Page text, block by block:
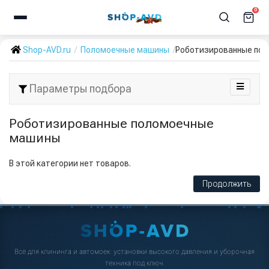
0
Shop-AVD.ru Поломоечные машины Роботизированные
Параметры подбора
Роботизированные поломоечные
машины
В этой категории нет товаров.
Продолжить
Всё для клининга и автомоек: установки высокого давления и уборочная
техника под ключ.